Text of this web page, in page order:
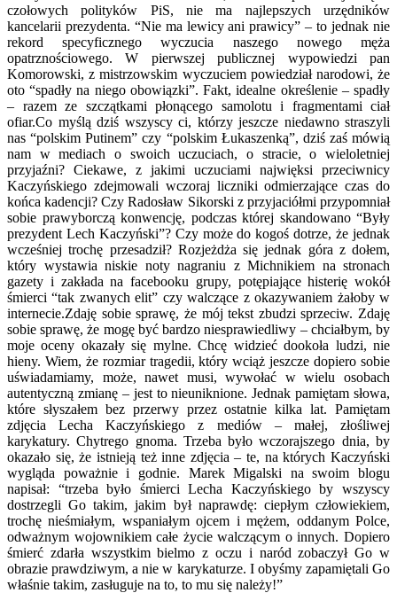
czołowych polityków PiS, nie ma najlepszych urzędników
kancelarii prezydenta. “Nie ma lewicy ani prawicy” – to jednak nie
rekord specyficznego wyczucia naszego nowego męża
opatrznościowego. W pierwszej publicznej wypowiedzi pan
Komorowski, z mistrzowskim wyczuciem powiedział narodowi, że
oto “spadły na niego obowiązki”. Fakt, idealne określenie – spadły
– razem ze szczątkami płonącego samolotu i fragmentami ciał
ofiar.Co myślą dziś wszyscy ci, którzy jeszcze niedawno straszyli
nas “polskim Putinem” czy “polskim Łukaszenką”, dziś zaś mówią
nam w mediach o swoich uczuciach, o stracie, o wieloletniej
przyjaźni? Ciekawe, z jakimi uczuciami najwięksi przeciwnicy
Kaczyńskiego zdejmowali wczoraj liczniki odmierzające czas do
końca kadencji? Czy Radosław Sikorski z przyjaciółmi przypomniał
sobie prawyborczą konwencję, podczas której skandowano “Były
prezydent Lech Kaczyński”? Czy może do kogoś dotrze, że jednak
wcześniej trochę przesadził? Rozjeżdża się jednak góra z dołem,
który wystawia niskie noty nagraniu z Michnikiem na stronach
gazety i zakłada na facebooku grupy, potępiające histerię wokół
śmierci “tak zwanych elit” czy walczące z okazywaniem żałoby w
internecie.Zdaję sobie sprawę, że mój tekst zbudzi sprzeciw. Zdaję
sobie sprawę, że mogę być bardzo niesprawiedliwy – chciałbym, by
moje oceny okazały się mylne. Chcę widzieć dookoła ludzi, nie
hieny. Wiem, że rozmiar tragedii, który wciąż jeszcze dopiero sobie
uświadamiamy, może, nawet musi, wywołać w wielu osobach
autentyczną zmianę – jest to nieuniknione. Jednak pamiętam słowa,
które słyszałem bez przerwy przez ostatnie kilka lat. Pamiętam
zdjęcia Lecha Kaczyńskiego z mediów – małej, złośliwej
karykatury. Chytrego gnoma. Trzeba było wczorajszego dnia, by
okazało się, że istnieją też inne zdjęcia – te, na których Kaczyński
wygląda poważnie i godnie. Marek Migalski na swoim blogu
napisał: “trzeba było śmierci Lecha Kaczyńskiego by wszyscy
dostrzegli Go takim, jakim był naprawdę: ciepłym człowiekiem,
trochę nieśmiałym, wspaniałym ojcem i mężem, oddanym Polce,
odważnym wojownikiem całe życie walczącym o innych. Dopiero
śmierć zdarła wszystkim bielmo z oczu i naród zobaczył Go w
obrazie prawdziwym, a nie w karykaturze. I obyśmy zapamiętali Go
właśnie takim, zasługuje na to, to mu się należy!”